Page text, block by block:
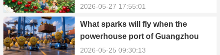
County
2026-05-27 17:55:01
What sparks will fly when the
powerhouse port of Guangzhou
Nansha meets Thailand’s creamy
2026-05-25 09:30:13